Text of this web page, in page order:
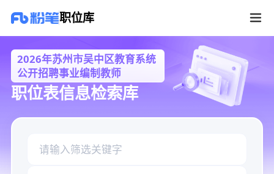
职位库
2026年苏州市吴中区教育系统
公开招聘事业编制教师
职位表信息检索库